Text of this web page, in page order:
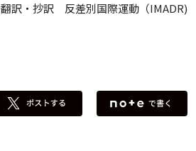
翻訳・抄訳 反差別国際運動（IMADR)